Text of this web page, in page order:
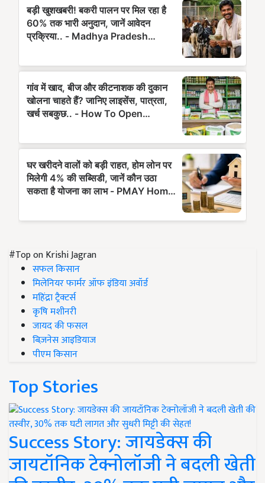
#Top on Krishi Jagran
सफल किसान
मिलेनियर फार्मर ऑफ इंडिया अवॉर्ड
महिंद्रा ट्रैक्टर्स
कृषि मशीनरी
जायद की फसल
बिज़नेस आइडियाज
पीएम किसान
Top Stories
Success Story: जायडेक्स की
जायटॉनिक टेक्नोलॉजी ने बदली खेती